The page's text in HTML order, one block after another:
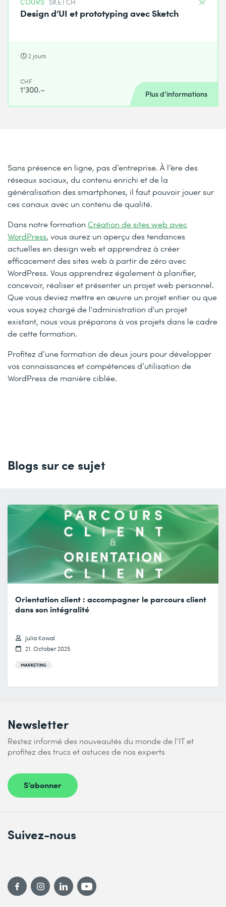
Design d’UI et prototyping avec Sketch
2 jours
CHF
1'300.– Plus d’informations
Sans présence en ligne, pas d’entreprise. À l’ère des
réseaux sociaux, du contenu enrichi et de la
généralisation des smartphones, il faut pouvoir jouer sur
ces canaux avec un contenu de qualité.
Dans notre formation Création de sites web avec
WordPress, vous aurez un aperçu des tendances
actuelles en design web et apprendrez à créer
efficacement des sites web à partir de zéro avec
WordPress. Vous apprendrez également à planifier,
concevoir, réaliser et présenter un projet web personnel.
Que vous deviez mettre en œuvre un projet entier ou que
vous soyez chargé de l'administration d'un projet
existant, nous vous préparons à vos projets dans le cadre
de cette formation.
Profitez d’une formation de deux jours pour développer
vos connaissances et compétences d’utilisation de
WordPress de manière ciblée.
Blogs sur ce sujet
Orientation client : accompagner le parcours client
dans son intégralité
Julia Kowal
21. October 2025
MARKETING
Newsletter
Restez informé des nouveautés du monde de l’IT et
profitez des trucs et astuces de nos experts
S’abonner
Suivez-nous